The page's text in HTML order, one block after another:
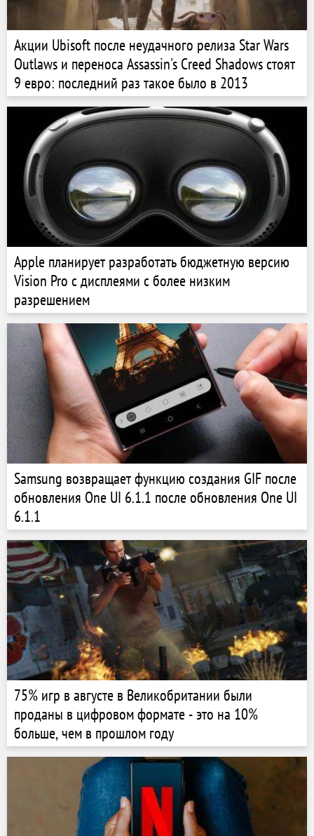
Акции Ubisoft после неудачного релиза Star Wars
Outlaws и переноса Assassin's Creed Shadows стоят
9 евро: последний раз такое было в 2013
Apple планирует разработать бюджетную версию
Vision Pro с дисплеями с более низким
разрешением
Samsung возвращает функцию создания GIF после
обновления One UI 6.1.1 после обновления One UI
6.1.1
75% игр в августе в Великобритании были
проданы в цифровом формате - это на 10%
больше, чем в прошлом году